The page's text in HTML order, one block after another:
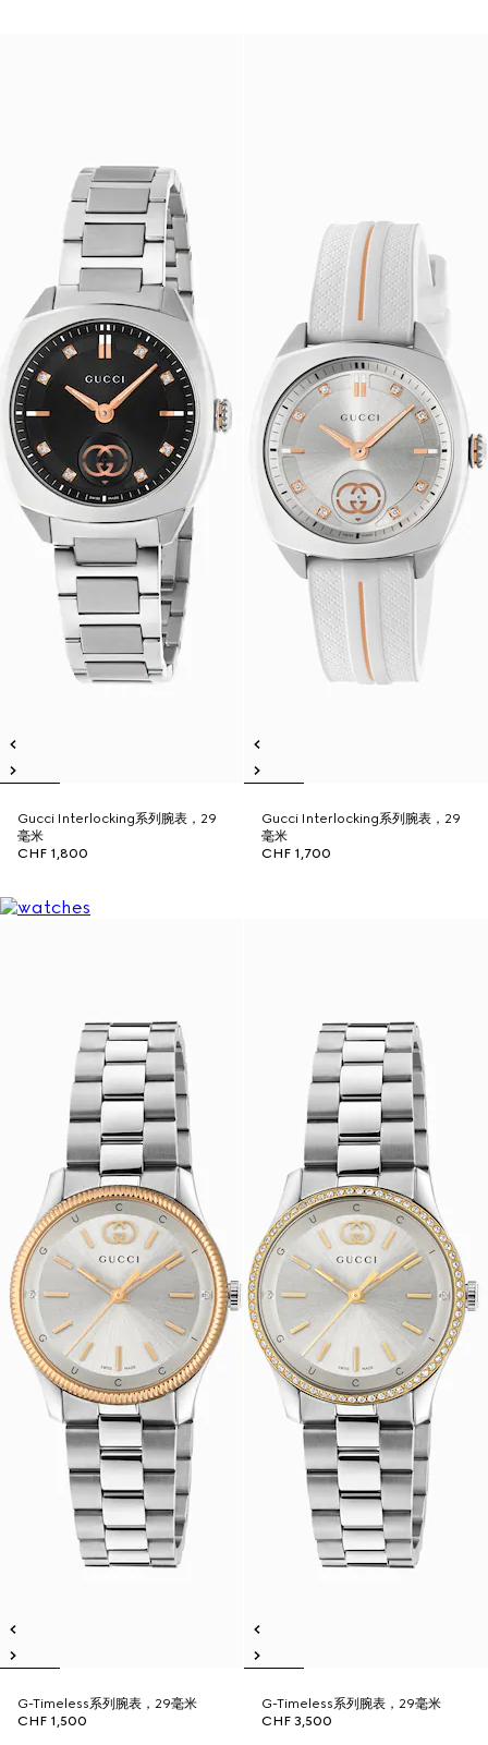
Gucci Interlocking系列腕表，29
毫米
CHF 1,800
Gucci Interlocking系列腕表，29
毫米
CHF 1,700
G-Timeless系列腕表，29毫米
CHF 1,500
G-Timeless系列腕表，29毫米
CHF 3,500